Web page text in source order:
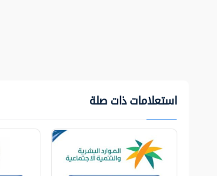
استعلامات ذات صلة